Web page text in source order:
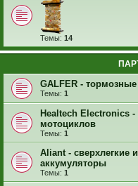
Темы: 14
GALFER -
Темы: 1
Healtech Electronics
мотоциклов
Темы: 1
Aliant - сверхлегкие
аккумуляторы
Темы: 1